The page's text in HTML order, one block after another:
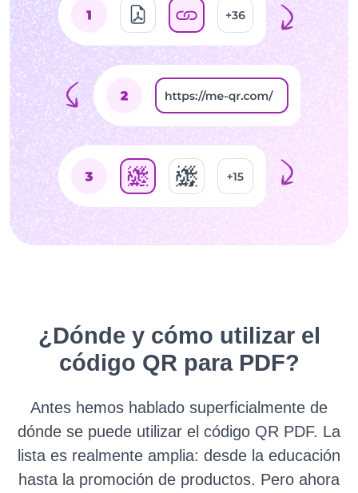
¿Dónde y cómo utilizar el
código QR para PDF?
Antes hemos hablado superficialmente de
dónde se puede utilizar el código QR PDF. La
lista es realmente amplia: desde la educación
hasta la promoción de productos. Pero ahora